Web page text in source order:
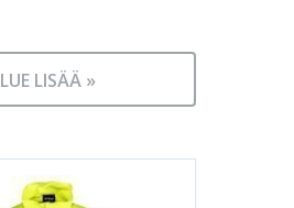
LUE LISÄÄ »